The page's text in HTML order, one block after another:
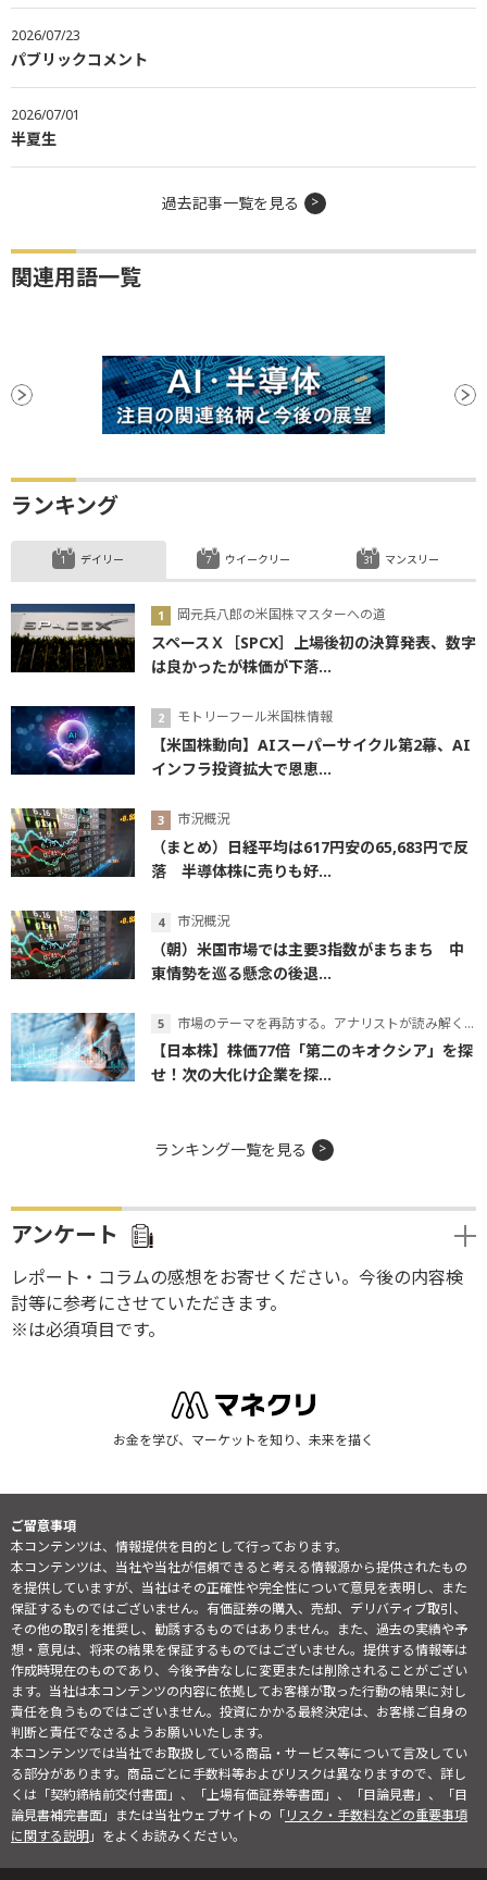
2026/07/23
パブリックコメント
2026/07/01
半夏生
過去記事一覧を見る
関連用語一覧
ランキング
デイリー
岡元兵八郎の米国株マスターへの道
スペースＸ［SPCX］上場後初の決算発表、数字
は良かったが株価が下落...
モトリーフール米国株情報
【米国株動向】AIスーパーサイクル第2幕、AI
インフラ投資拡大で恩恵...
市況概況
（まとめ）日経平均は617円安の65,683円で反
落 半導体株に売りも好...
市況概況
（朝）米国市場では主要3指数がまちまち 中
東情勢を巡る懸念の後退...
市場のテーマを再訪する。アナリストが読み解くテーマの本質
【日本株】株価77倍「第二のキオクシア」を探
せ！次の大化け企業を探...
ウイークリー マンスリー
ランキング一覧を見る
アンケート
レポート・コラムの感想をお寄せください。今後の内容検
討等に参考にさせていただきます。
※は必須項目です。
お金を学び、マーケットを知り、未来を描く
ご留意事項
本コンテンツは、情報提供を目的として行っております。
本コンテンツは、当社や当社が信頼できると考える情報源から提供されたもの
を提供していますが、当社はその正確性や完全性について意見を表明し、また
保証するものではございません。有価証券の購入、売却、デリバティブ取引、
その他の取引を推奨し、勧誘するものではありません。また、過去の実績や予
想・意見は、将来の結果を保証するものではございません。提供する情報等は
作成時現在のものであり、今後予告なしに変更または削除されることがござい
ます。当社は本コンテンツの内容に依拠してお客様が取った行動の結果に対し
責任を負うものではございません。投資にかかる最終決定は、お客様ご自身の
判断と責任でなさるようお願いいたします。
本コンテンツでは当社でお取扱している商品・サービス等について言及してい
る部分があります。商品ごとに手数料等およびリスクは異なりますので、詳し
くは「契約締結前交付書面」、「上場有価証券等書面」、「目論見書」、「目
論見書補完書面」または当社ウェブサイトの「リスク・手数料などの重要事項
に関する説明」をよくお読みください。